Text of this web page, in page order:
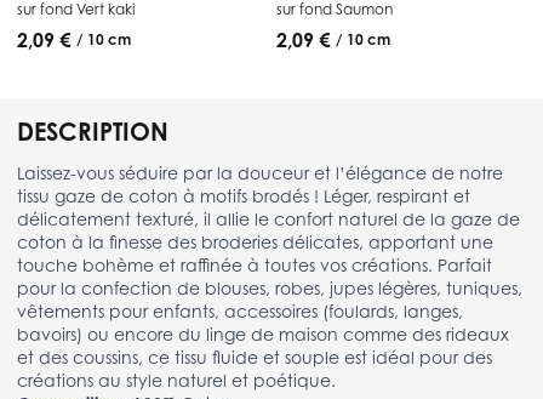
DESCRIPTION
Laissez-vous séduire par la douceur et l’élégance de notre
tissu gaze de coton à motifs brodés ! Léger, respirant et
délicatement texturé, il allie le confort naturel de la gaze de
coton à la finesse des broderies délicates, apportant une
touche bohème et raffinée à toutes vos créations. Parfait
pour la confection de blouses, robes, jupes légères, tuniques,
vêtements pour enfants, accessoires (foulards, langes,
bavoirs) ou encore du linge de maison comme des rideaux
et des coussins, ce tissu fluide et souple est idéal pour des
créations au style naturel et poétique.
sur fond Vert kaki
2,09 € / 10 cm
sur fond Saumon
2,09 € / 10 cm